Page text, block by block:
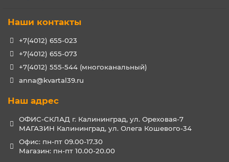
Наши контакты
+7(4012) 655-023
+7(4012) 655-073
+7(4012) 555-544 (многоканальный)
anna@kvartal39.ru
Наш адрес
ОФИС-СКЛАД г. Калининград, ул. Ореховая-7
МАГАЗИН Калининград, ул. Олега Кошевого-34
Офис: пн-пт 09.00-17.30
Магазин: пн-пт 10.00-20.00